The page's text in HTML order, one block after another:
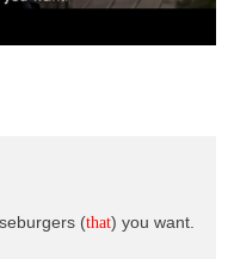
(that) you want.